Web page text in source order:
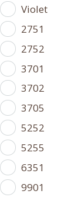
Violet
2751
2752
3701
3702
3705
5252
5255
6351
9901